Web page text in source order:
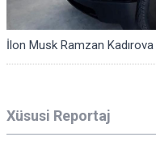
İlon Musk Ramzan
Xüsusi Reportaj